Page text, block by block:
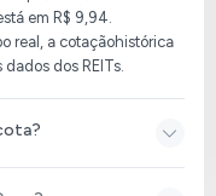
em R$ 9,94.
real, a cotaçãohistórica
dados dos REITs.